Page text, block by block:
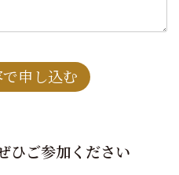
ひご参加ください